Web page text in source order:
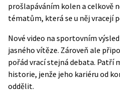
prošlapáváním kolen a celkově
tématům, která se u něj vracejí
Nové video na sportovním
jasného vítěze. Zároveň ale
pořád vrací stejná debata. Patří
historie, jenže jeho kariéru od
oddělit.